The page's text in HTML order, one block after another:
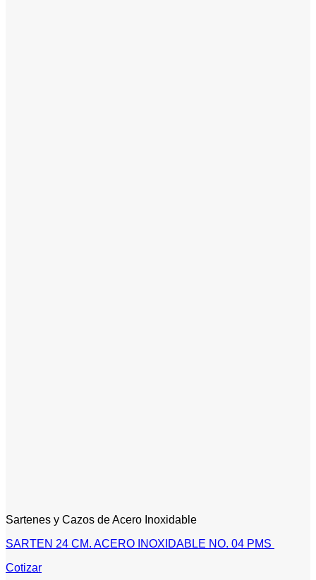
Sartenes y Cazos de Acero Inoxidable
SARTEN 24 CM. ACERO INOXIDABLE NO. 04 PMS
Cotizar